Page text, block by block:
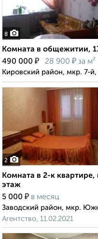
8
Комната в общежитии,
490 000 ₽ 28 900 ₽ за м²
Кировский район, мкр. 7-
2
Комната в 2-к
этаж
5 000 ₽ в месяц
Заводский район, мкр.
Агентство, 11.02.2021